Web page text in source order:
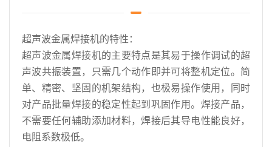
超声波金属焊接机的特性：
超声波金属焊接机的主要特点是其易于操作调试的超
声波共振装置，只需几个动作即并可将整机定位。简
单、精密、坚固的机架结构，也极易操作使用，同时
对产品批量焊接的稳定性起到巩固作用。焊接产品，
不需要任何辅助添加材料，焊接后其导电性能良好，
电阻系数极低。